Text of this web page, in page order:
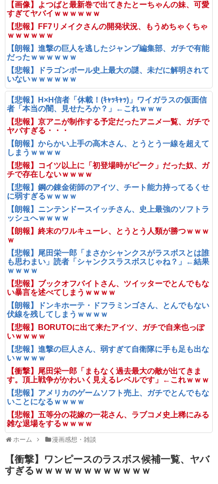
【画像】よつばと最新巻で出てきたとーちゃんの妹、可愛
すぎてヤバイｗｗｗｗｗｗ
【悲報】FF7リメイクさんの開発状況、もうめちゃくちゃ
ｗｗｗｗｗｗ
【朗報】進撃の巨人を逃したジャンプ編集部、ガチで有能
だったｗｗｗｗｗｗ
【悲報】ドラゴンボール史上最大の謎、未だに解明されて
いないｗｗｗｗｗｗ
【悲報】H×H信者「休載！(ｷｬｯｷｬｯ)」ワイガラスの仮面信
者「本当の闇、見せたろか？」←これｗｗｗ
【悲報】京アニが制作する予定だったアニメ一覧、ガチで
ヤバすぎる・・・
【朗報】からかい上手の高木さん、とうとう一線を超えて
しまうｗｗｗｗ
【悲報】コイツ以上に「初登場時がピーク」だった奴、ガ
チで存在しないｗｗｗｗ
【悲報】鋼の錬金術師のアイツ、チート能力持ってるくせ
に弱すぎるｗｗｗｗ
【朗報】ニンテンドースイッチさん、史上最強のソフトラ
ッシュへｗｗｗｗ
【朗報】終末のワルキューレ、とうとう人類が勝つｗｗｗ
ｗ
【悲報】尾田栄一郎「まさかシャンクスがラスボスとは誰
も思わまい」読者「シャンクスラスボスじゃね？」←結果
ｗｗｗｗ
【悲報】ブックオフバイトさん、ツイッターでとんでもな
い暴言を述べてしまうｗｗｗｗ
【朗報】ドンキホーテ・ドフラミンゴさん、とんでもない
伏線を残してしまうｗｗｗｗ
【悲報】BORUTOに出て来たアイツ、ガチで自来也っぽ
いｗｗｗｗ
【悲報】進撃の巨人さん、弱すぎて自衛隊に手も足も出な
いｗｗｗｗ
【衝撃】尾田栄一郎「まもなく過去最大の敵が出てきま
す。頂上戦争がかわいく見えるレベルです」←これｗｗｗ
【悲報】アメリカのゲームソフト売上、ガチでとんでもな
いことになるｗｗｗｗ
【悲報】五等分の花嫁の一花さん、ラブコメ史上稀にみる
雑な退場をするｗｗｗｗ
ホーム 漫画感想・雑談
【衝撃】ワンピースのラスボス候補一覧、ヤバ
すぎるｗｗｗｗｗｗｗｗｗｗｗｗ